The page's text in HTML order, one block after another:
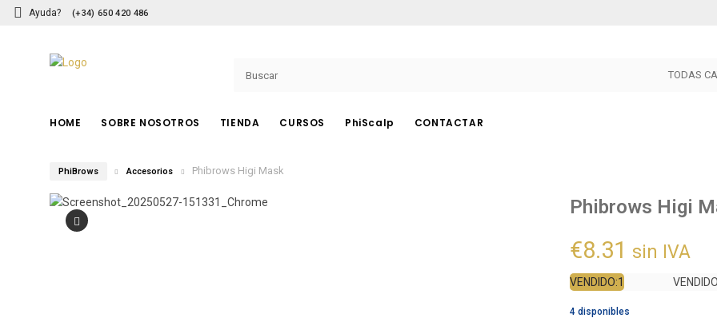
Ayuda? (+34) 650 420 486
TODAS
HOME SOBRE NOSOTROS TIENDA
PHIBROWS
PhiAreola
PhiBright
CURSOS PhiScalp CONTACTAR
PhiBrows Accesorios Phibrows Higi Mask
Phibrows Higi
€8.31 sin IVA
VENDIDO:1/5
4 disponibles